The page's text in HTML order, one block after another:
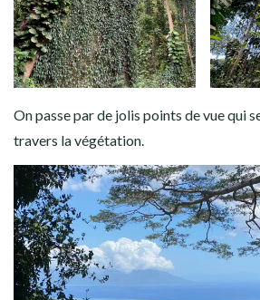
On passe par de jolis points de vue qui
travers la végétation.